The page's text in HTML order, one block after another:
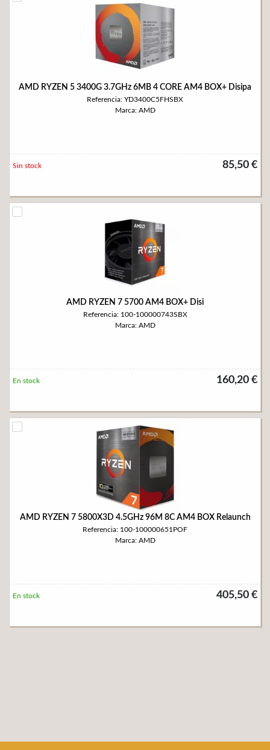
AMD RYZEN 5 3400G 3.7GHz 6MB 4 CORE AM4 BOX+ Disipa
Referencia: YD3400C5FHSBX
Marca: AMD
85,50 €
Sin stock
AMD RYZEN 7 5700 AM4 BOX+ Disi
Referencia: 100-100000743SBX
Marca: AMD
160,20 €
En stock
AMD RYZEN 7 5800X3D 4.5GHz 96M 8C AM4 BOX Relaunch
Referencia: 100-100000651POF
Marca: AMD
405,50 €
En stock